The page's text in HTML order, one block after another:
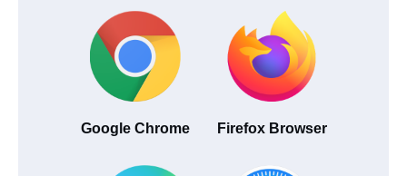
Google Chrome Firefox Browser